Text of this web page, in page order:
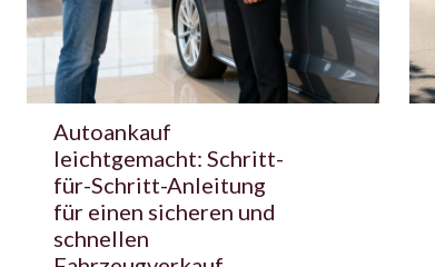
Autoankauf
leichtgemacht: Schritt-
für-Schritt-Anleitung
für einen sicheren und
schnellen